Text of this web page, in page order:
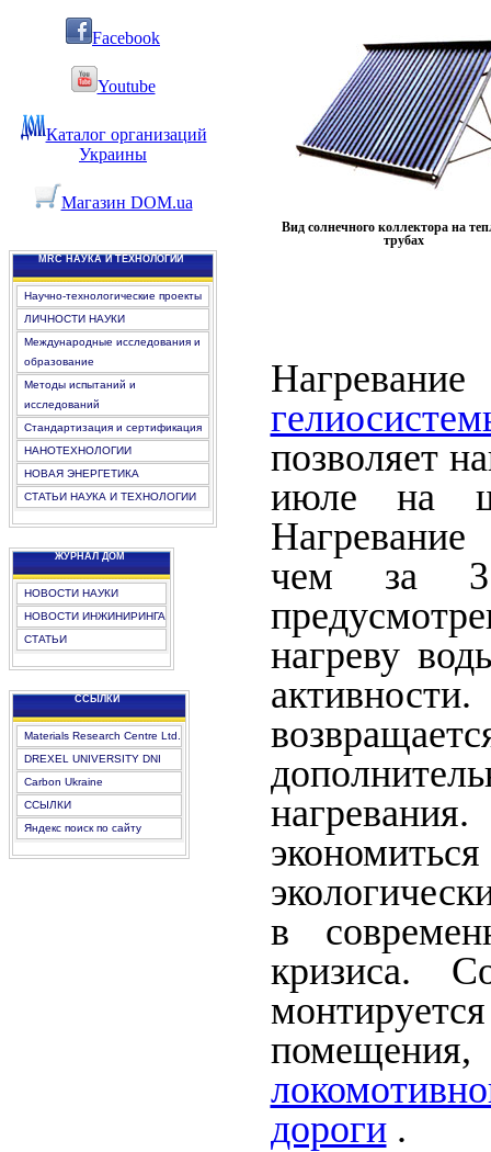
Facebook
Youtube
Каталог организаций
Украины
Магазин DOM.ua
MRC НАУКА И ТЕХНОЛОГИИ
Научно-технологические проекты
ЛИЧНОСТИ НАУКИ
Международные исследования и
образование
Методы испытаний и
исследований
Стандартизация и сертификация
НАНОТЕХНОЛОГИИ
НОВАЯ ЭНЕРГЕТИКА
СТАТЬИ НАУКА И ТЕХНОЛОГИИ
ЖУРНАЛ ДОМ
НОВОСТИ НАУКИ
НОВОСТИ ИНЖИНИРИНГА
СТАТЬИ
CCЫЛКИ
Materials Research Centre Ltd.
DREXEL UNIVERSITY DNI
Carbon Ukraine
ССЫЛКИ
Яндекс поиск по сайту
Вид солнечного коллектора на
трубах
позволяет
июле на
чем за 3
нагреву
в
кризиса.
дороги.